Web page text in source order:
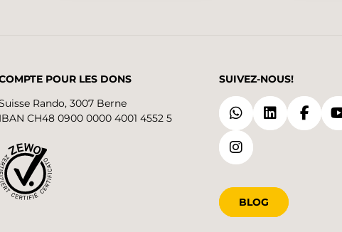
POUR LES DONS
Rando, 3007 Berne
IBAN CH48 0900 0000 4001 4552 5
SUIVEZ-NOUS!
BLOG